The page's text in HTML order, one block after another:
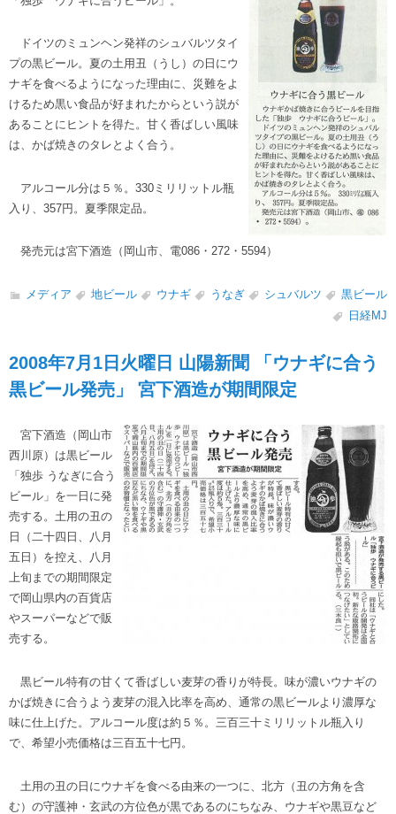
ドイツのミュンヘン発祥のシュバルツタイ
プの黒ビール。夏の土用丑（うし）の日にウ
ナギを食べるようになった理由に、災難をよ
けるため黒い食品が好まれたからという説が
あることにヒントを得た。甘く香ばしい風味
は、かば焼きのタレとよく合う。
アルコール分は５％。330ミリリットル瓶
入り、357円。夏季限定品。
発売元は宮下酒造（岡山市、電086・272・5594）
メディア 地ビール ウナギ うなぎ シュバルツ
黒ビール
日経MJ
2008年7月1日火曜日 山陽新聞 「ウナギに合う
黒ビール発売」 宮下酒造が期間限定
宮下酒造（岡山市
西川原）は黒ビール
「独歩 うなぎに合う
ビール」を一日に発
売する。土用の丑の
日（二十四日、八月
五日）を控え、八月
上旬までの期間限定
で岡山県内の百貨店
やスーパーなどで販
売する。
黒ビール特有の甘くて香ばしい麦芽の香りが特長。味が濃いウナギの
かば焼きに合うよう麦芽の混入比率を高め、通常の黒ビールより濃厚な
味に仕上げた。アルコール度は約５％。三百三十ミリリットル瓶入り
で、希望小売価格は三百五十七円。
土用の丑の日にウナギを食べる由来の一つに、北方（丑の方角を含
む）の守護神・玄武の方位色が黒であるのにちなみ、ウナギや黒豆など